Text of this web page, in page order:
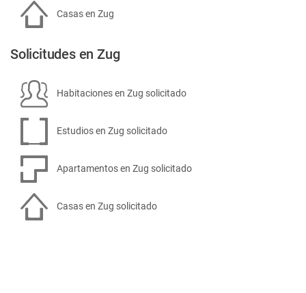
Casas en Zug
Solicitudes en Zug
Habitaciones en Zug solicitado
Estudios en Zug solicitado
Apartamentos en Zug solicitado
Casas en Zug solicitado